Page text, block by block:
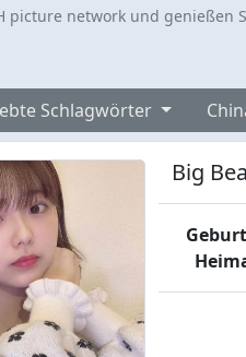
picture network und genießen
Schlagwörter
Big